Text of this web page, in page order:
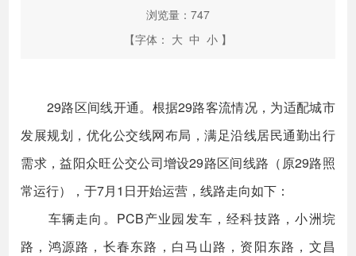
浏览量： 747
【字体： 大 中 小 】
29路区间线开通。根据29路客流情况，为适配城市
发展规划，优化公交线网布局，满足沿线居民通勤出行
需求，益阳众旺公交公司增设29路区间线路（原29路照
常运行），于7月1日开始运营，线路走向如下：
车辆走向。PCB产业园发车，经科技路，小洲垸
路，鸿源路，长春东路，白马山路，资阳东路，文昌